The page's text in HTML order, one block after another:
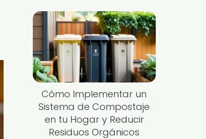
Cómo Implementar un
Sistema de Compostaje
en tu Hogar y Reducir
Residuos Orgánicos